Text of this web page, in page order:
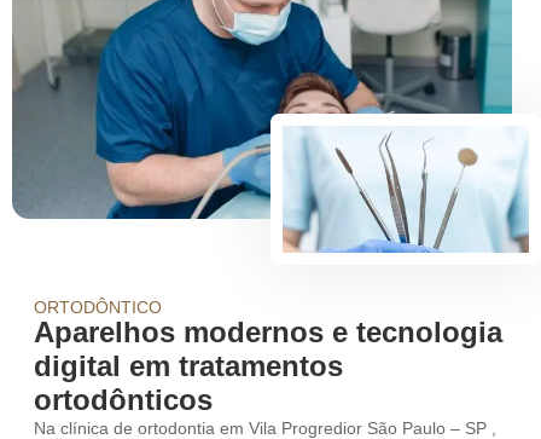
ORTODÔNTICO
Aparelhos modernos e tecnologia
digital em tratamentos
ortodônticos
Na clínica de ortodontia em Vila Progredior São Paulo – SP ,